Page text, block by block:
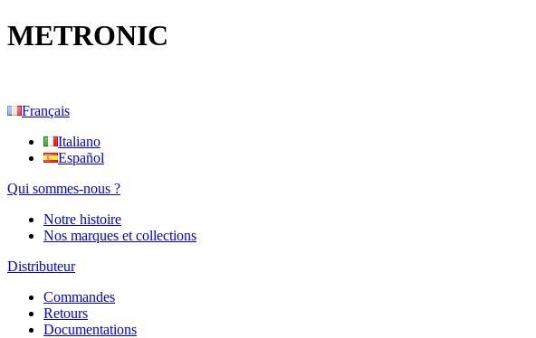
METRONIC
Français
Italiano
Español
Qui sommes-nous ?
Notre histoire
Nos marques et collections
Distributeur
Commandes
Retours
Documentations